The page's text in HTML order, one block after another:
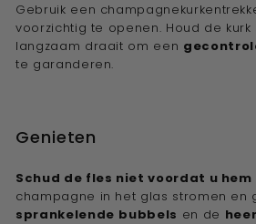
Gebruik een
voorzichtig te openen. Houd de
langzaam draait om een
te garanderen.
Genieten
Schud de fles niet voordat u
champagne in het glas stromen en
sprankelende bubbels en de